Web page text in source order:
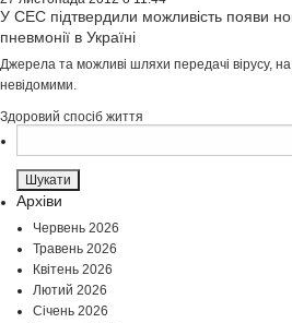
У СЕС підтвердили можливість появи
пневмонії в Україні
Джерела та можливі шляхи передачі вірусу,
невідомими.
Здоровий спосіб життя
Архіви
Червень 2026
Травень 2026
Квітень 2026
Лютий 2026
Січень 2026